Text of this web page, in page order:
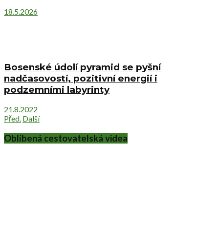
18.5.2026
Bosenské údolí pyramid se pyšní
nadčasovostí, pozitivní energií i
podzemními labyrinty
21.8.2022
Před. Další
Oblíbená cestovatelská videa